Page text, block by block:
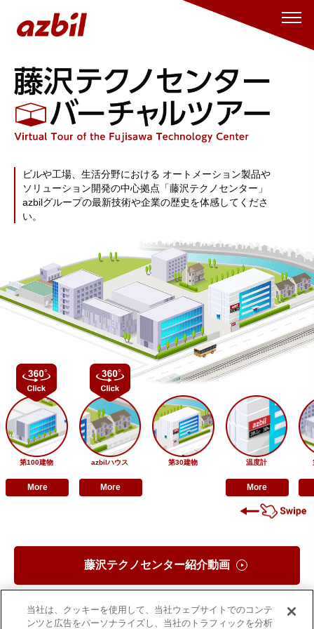
ビルや工場、生活分野における オートメーション製品や
ソリューション開発の中心拠点「藤沢テクノセンター」
azbilグループの最新技術や企業の歴史を体感してくださ
い。
第100建物
More
azbilハウス
More
第30建物 温度計
More
藤沢テクノセンター紹介動画
当社は、クッキーを使用して、当社ウェブサイトでのコンテ
ンツと広告をパーソナライズし、当社のトラフィックを分析